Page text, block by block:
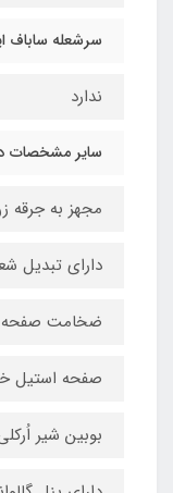
سرشعله ساباف
ندارد
سایر مشخصات
مجهز به جرقه
داراي تبدیل
ضخامت صفحه استیل
صفحه استیل
بوبین شیر